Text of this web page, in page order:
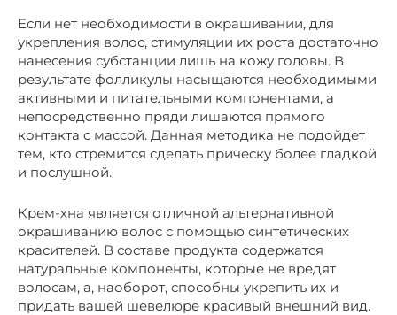
Если нет необходимости в окрашивании, для
укрепления волос, стимуляции их роста достаточно
нанесения субстанции лишь на кожу головы. В
результате фолликулы насыщаются необходимыми
активными и питательными компонентами, а
непосредственно пряди лишаются прямого
контакта с массой. Данная методика не подойдет
тем, кто стремится сделать прическу более гладкой
и послушной.
Крем-хна является отличной альтернативной
окрашиванию волос с помощью синтетических
красителей. В составе продукта содержатся
натуральные компоненты, которые не вредят
волосам, а, наоборот, способны укрепить их и
придать вашей шевелюре красивый внешний вид.